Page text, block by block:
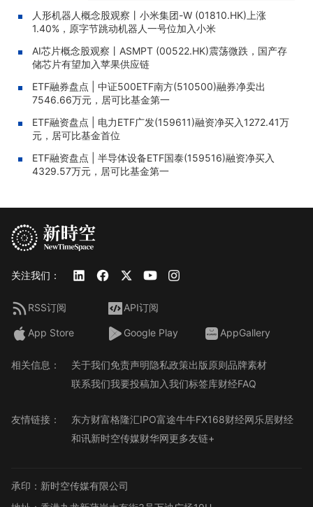
人形机器人概念股观察丨小米集团-W (01810.HK)上涨
1.40%，原字节跳动机器人一号位加入小米
AI芯片概念股观察丨ASMPT (00522.HK)震荡微跌，国产存
储芯片有望加入苹果供应链
ETF融券盘点 | 中证500ETF南方(510500)融券净卖出
7546.66万元，居可比基金第一
ETF融资盘点 | 电力ETF广发(159611)融资净买入1272.41万
元，居可比基金首位
ETF融资盘点 | 半导体设备ETF国泰(159516)融资净买入
4329.57万元，居可比基金第一
关注我们：
RSS订阅 API订阅
App Store Google Play AppGallery
相关信息： 关于我们免责声明隐私政策出版原则品牌素材
联系我们我要投稿加入我们标签库财经FAQ
友情链接： 东方财富格隆汇IPO富途牛牛FX168财经网乐居财经
和讯新时空传媒财华网更多友链+
承印：新时空传媒有限公司